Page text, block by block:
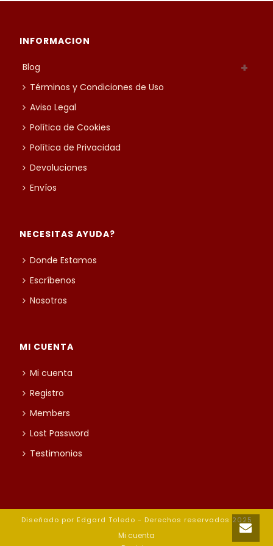
INFORMACION
Blog
Términos y Condiciones de Uso
Aviso Legal
Política de Cookies
Política de Privacidad
Devoluciones
Envíos
NECESITAS AYUDA?
Donde Estamos
Escríbenos
Nosotros
MI CUENTA
Mi cuenta
Registro
Members
Lost Password
Testimonios
Diseñado por Edgard Toledo - Derechos reservados 2025
Mi cuenta